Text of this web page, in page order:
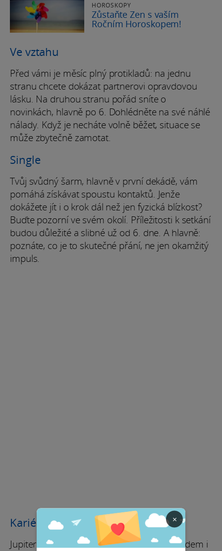
HOROSKOPY
Zůstaňte Zen s vaším
Ročním Horoskopem!
Ve vztahu
Před vámi je měsíc plný protikladů: na jednu
stranu chcete dokázat partnerovi opravdovou
lásku. Na druhou stranu pořád sníte o
novinkách, hlavně po 6. Dohlédněte na své náhlé
nálady. Když je necháte volně běžet, situace se
může zbytečně zamotat.
Single
Tvůj svůdný šarm, hlavně v první dekádě, vám
pomáhá získávat spoustu kontaktů. Jenže
dokážete jít i o krok dál než jen fyzická blízkost?
Buďte pozorní ve svém okolí. Příležitosti k setkání
budou důležité a slibné už od 6. dne. A hlavně:
poznáte, co je to skutečné přání, ne jen okamžitý
impuls.
Kariéra / Finance
Jupiter chrání vaši pracovní oblast, a tím pádem i
×